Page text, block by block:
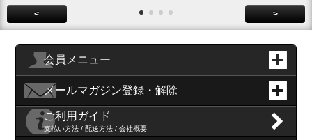
< >
会員メニュー
メールマガジン登録・解除
ご利用ガイド
支払い方法 / 配送方法 / 会社概要